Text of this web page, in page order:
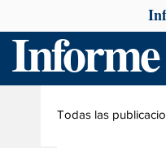
Informe
Todas las